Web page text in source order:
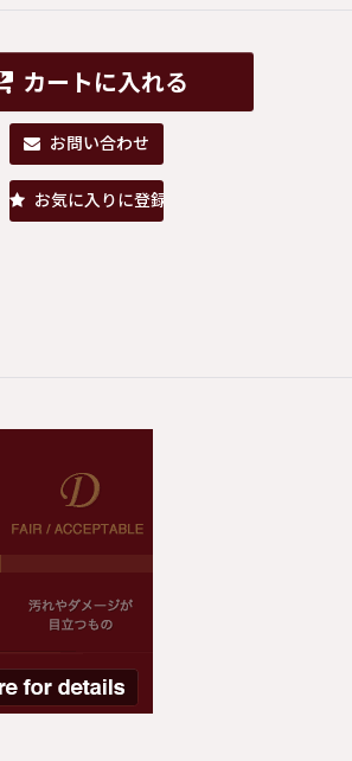
カートに入れる
お問い合わせ
お気に入りに登録